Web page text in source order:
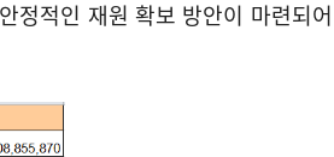
정적인 재원 확보 방안이 마련되어